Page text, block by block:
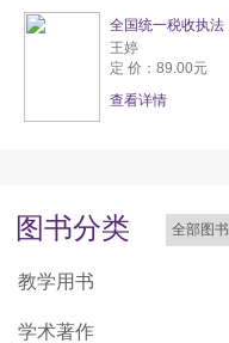
全国统一税收执法
王婷
定 价：89.00元
查看详情
图书分类 全部图书
教学用书
学术著作